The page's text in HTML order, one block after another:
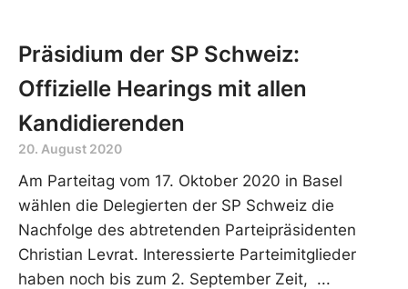
Präsidium der SP Schweiz:
Offizielle Hearings mit allen
Kandidierenden
20. August 2020
Am Parteitag vom 17. Oktober 2020 in Basel
wählen die Delegierten der SP Schweiz die
Nachfolge des abtretenden Parteipräsidenten
Christian Levrat. Interessierte Parteimitglieder
haben noch bis zum 2. September Zeit,